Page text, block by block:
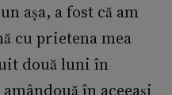
așa, a fost că am
cu prietena mea
două luni în
în aceeași